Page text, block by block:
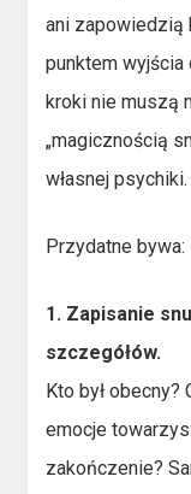
ani zapowiedzią
punktem wyjścia
kroki nie muszą
„magicznością
własnej psychiki.
Przydatne bywa:
1. Zapisanie
szczegółów.
Kto był obecny?
emocje
zakończenie?